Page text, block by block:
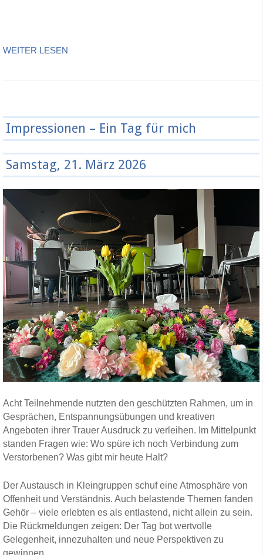
WEITER LESEN
Impressionen – Ein Tag für mich
Samstag, 21. März 2026
Acht Teilnehmende nutzten den geschützten Rahmen, um in
Gesprächen, Entspannungsübungen und kreativen
Angeboten ihrer Trauer Ausdruck zu verleihen. Im Mittelpunkt
standen Fragen wie: Wo spüre ich noch Verbindung zum
Verstorbenen? Was gibt mir heute Halt?
Der Austausch in Kleingruppen schuf eine Atmosphäre von
Offenheit und Verständnis. Auch belastende Themen fanden
Gehör – viele erlebten es als entlastend, nicht allein zu sein.
Die Rückmeldungen zeigen: Der Tag bot wertvolle
Gelegenheit, innezuhalten und neue Perspektiven zu
gewinnen.